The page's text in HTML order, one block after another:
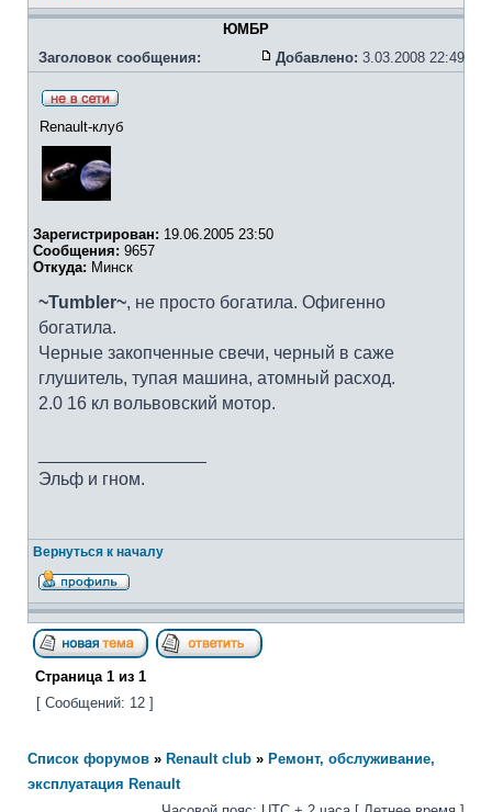
ЮМБР
Заголовок сообщения:
Добавлено: 3.03.2008 22:49
Renault-клуб
Зарегистрирован: 19.06.2005 23:50
Сообщения: 9657
Откуда: Минск
~Tumbler~, не просто богатила. Офигенно
богатила.
Черные закопченные свечи, черный в саже
глушитель, тупая машина, атомный расход.
2.0 16 кл вольвовский мотор.
Эльф и гном.
Вернуться к началу
Страница 1 из 1
[ Сообщений: 12 ]
Список форумов » Renault club » Ремонт, обслуживание,
эксплуатация Renault